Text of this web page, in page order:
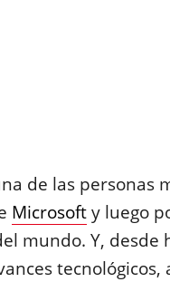
de las personas
Microsofty luego
mundo. Y, desde
tecnológicos,